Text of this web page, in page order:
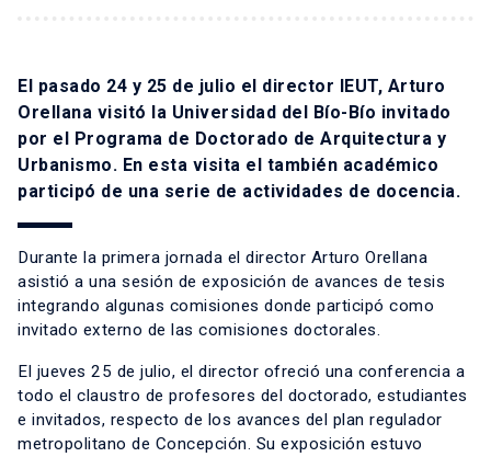
El pasado 24 y 25 de julio el director IEUT, Arturo
Orellana visitó la Universidad del Bío-Bío invitado
por el Programa de Doctorado de Arquitectura y
Urbanismo. En esta visita el también académico
participó de una serie de actividades de docencia.
Durante la primera jornada el director Arturo Orellana
asistió a una sesión de exposición de avances de tesis
integrando algunas comisiones donde participó como
invitado externo de las comisiones doctorales.
El jueves 25 de julio, el director ofreció una conferencia a
todo el claustro de profesores del doctorado, estudiantes
e invitados, respecto de los avances del plan regulador
metropolitano de Concepción. Su exposición estuvo